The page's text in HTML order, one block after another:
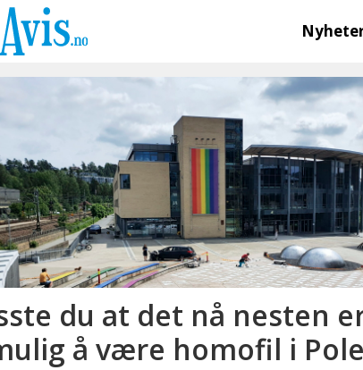
du at det nå nesten
å være homofil i